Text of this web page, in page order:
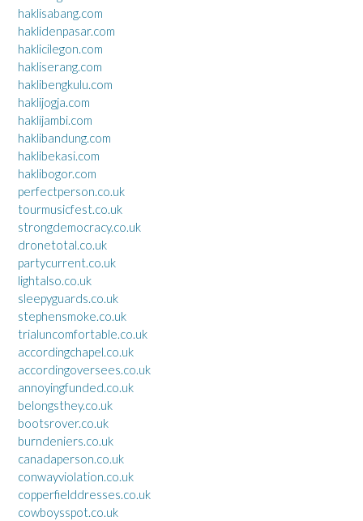
haklisabang.com
haklidenpasar.com
haklicilegon.com
hakliserang.com
haklibengkulu.com
haklijogja.com
haklijambi.com
haklibandung.com
haklibekasi.com
haklibogor.com
perfectperson.co.uk
tourmusicfest.co.uk
strongdemocracy.co.uk
dronetotal.co.uk
partycurrent.co.uk
lightalso.co.uk
sleepyguards.co.uk
stephensmoke.co.uk
trialuncomfortable.co.uk
accordingchapel.co.uk
accordingoversees.co.uk
annoyingfunded.co.uk
belongsthey.co.uk
bootsrover.co.uk
burndeniers.co.uk
canadaperson.co.uk
conwayviolation.co.uk
copperfielddresses.co.uk
cowboysspot.co.uk